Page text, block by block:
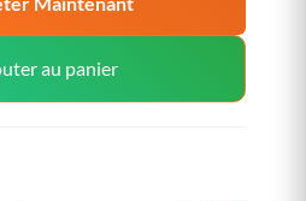
au panier